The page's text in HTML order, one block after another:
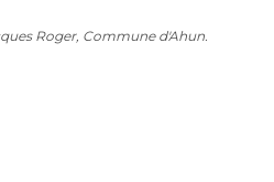
Roger, Commune d'Ahun.